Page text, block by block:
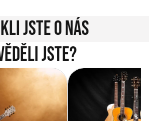
jste o nás
jste?
shopu Music
Jak vybrat